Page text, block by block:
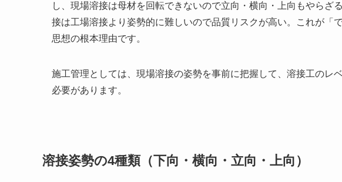
し、現場溶接は母材を回転できないので立向・横向・上向もやらざ
接は工場溶接より姿勢的に難しいので品質リスクが高い。これが「
思想の根本理由です。
施工管理としては、現場溶接の姿勢を事前に把握して、溶接工のレ
必要があります。
溶接姿勢の4種類（下向・横向・立向・上向）